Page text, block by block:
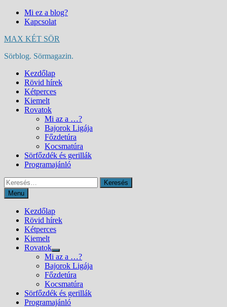
Skip
Mi ez a blog?
Kapcsolat
MAX KÉT SÖR
Sörblog. Sörmagazin.
Kezdőlap
Rövid hírek
Kétperces
Kiemelt
Rovatok
Mi az a …?
Bajorok Ligája
Főzdetúra
Kocsmatúra
Sörfőzdék és gerillák
Programajánló
Keresés:
Menu
Kezdőlap
Rövid hírek
Kétperces
Kiemelt
Rovatok
Show
sub
menu
Mi az a …?
Bajorok Ligája
Főzdetúra
Kocsmatúra
Sörfőzdék és gerillák
Programajánló